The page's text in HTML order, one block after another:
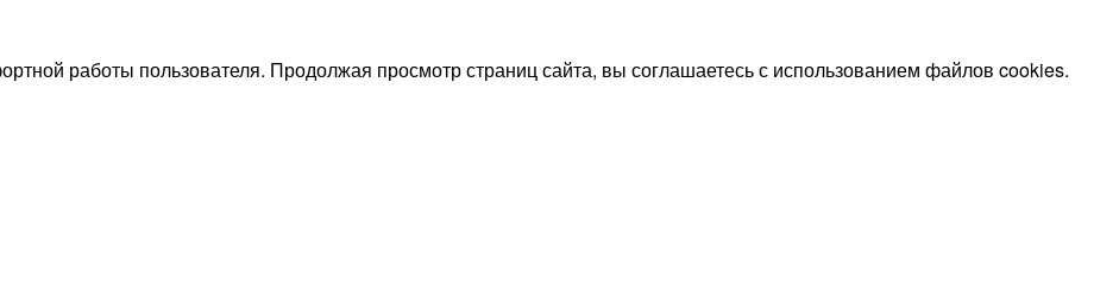
работы пользователя. Продолжая просмотр страниц сайта, вы соглашаетесь с использованием файлов cookies.